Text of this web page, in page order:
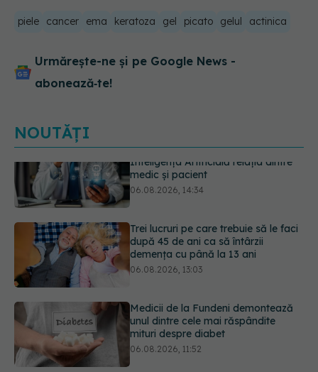
piele cancer ema keratoza gel picato gelul actinica
Urmărește-ne și pe Google News -
abonează‑te!
NOUTĂȚI
Trei lucruri pe care trebuie să le faci
după 45 de ani ca să întârzii
06.08.2026, 13:03
Medicii de la Fundeni demontează
unul dintre cele mai răspândite
06.08.2026, 11:52
EXCLUSIV Tratamentul modern al
cancerelor ginecologice. Dr. Sorin